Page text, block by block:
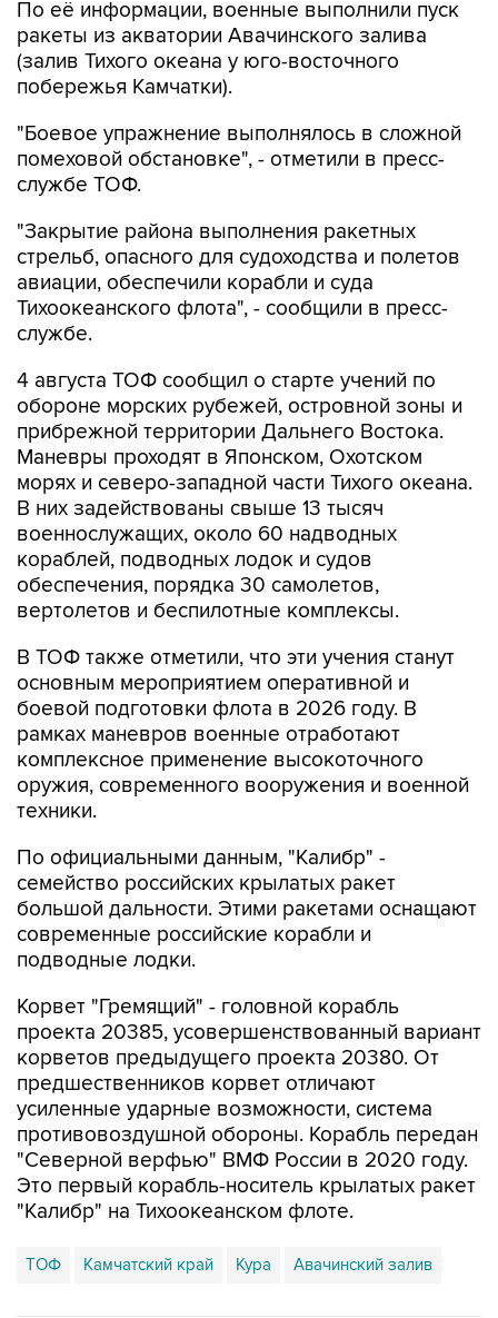
(залив Тихого океана у юго-восточного
побережья Камчатки).
"Боевое упражнение выполнялось в сложной
службе ТОФ.
"Закрытие района выполнения ракетных
авиации, обеспечили корабли и суда
Тихоокеанского флота", - сообщили в пресс-
службе.
4 августа ТОФ сообщил о старте учений по
прибрежной территории Дальнего Востока.
Маневры проходят в Японском, Охотском
морях и северо-западной части Тихого океана.
В них задействованы свыше 13 тысяч
военнослужащих, около 60 надводных
кораблей, подводных лодок и судов
обеспечения, порядка 30 самолетов,
вертолетов и беспилотные комплексы.
В ТОФ также отметили, что эти учения станут
боевой подготовки флота в 2026 году. В
рамках маневров военные отработают
комплексное применение высокоточного
оружия, современного вооружения и военной
техники.
По официальными данным, "Калибр" -
большой дальности. Этими ракетами оснащают
современные российские корабли и
подводные лодки.
Корвет "Гремящий" - головной корабль
корветов предыдущего проекта 20380. От
предшественников корвет отличают
усиленные ударные возможности, система
противовоздушной обороны. Корабль передан
"Северной верфью" ВМФ России в 2020 году.
Это первый корабль-носитель крылатых ракет
"Калибр" на Тихоокеанском флоте.
ТОФ Камчатский край Кура Авачинский залив